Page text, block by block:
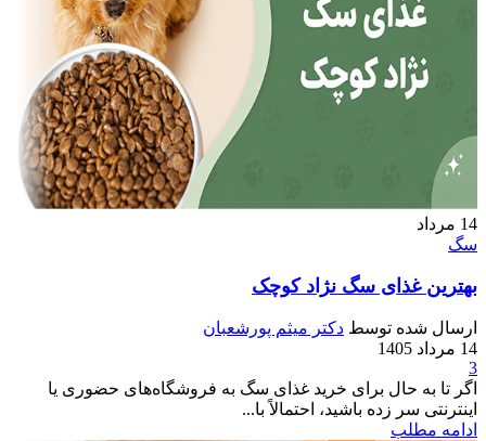
14 مرداد
سگ
بهترین غذای سگ نژاد کوچک
ارسال شده توسط دکتر میثم پورشعبان
14 مرداد 1405
3
اگر تا به حال برای خرید غذای سگ به فروشگاه‌های حضوری یا
اینترنتی سر زده باشید، احتمالاً با...
ادامه مطلب